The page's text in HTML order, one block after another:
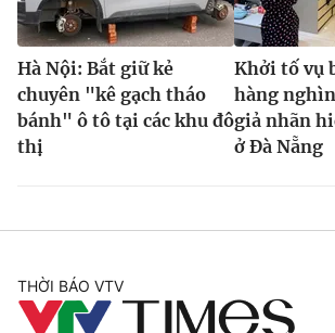
Hà Nội: Bắt giữ kẻ
chuyên "kê gạch tháo
bánh" ô tô tại các khu đô
thị
Khởi tố vụ
hàng
giả nhãn
ở Đà Nẵng
THỜI BÁO VTV